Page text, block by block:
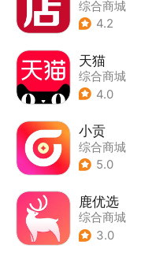
综合商城
4.2
天猫
综合商城
4.0
小贡
综合商城
5.0
鹿优选
综合商城
3.0